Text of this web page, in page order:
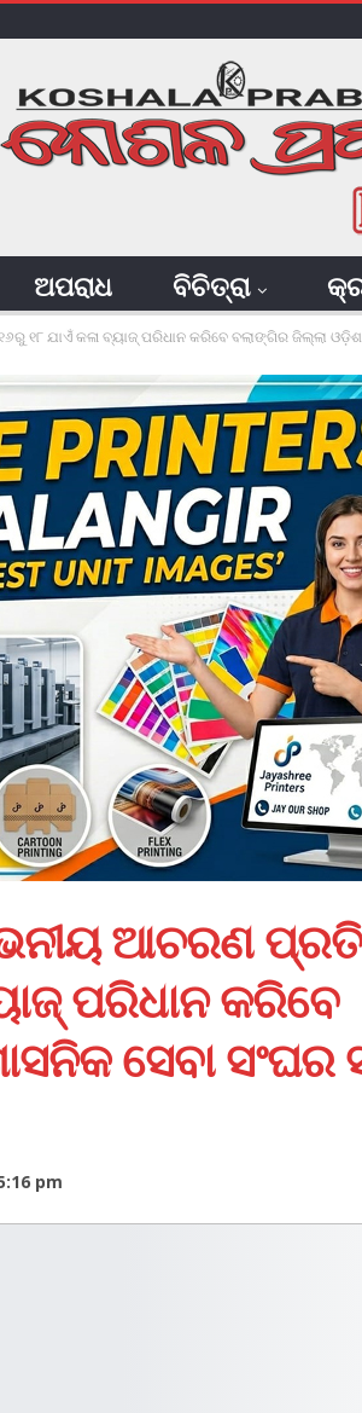
ଅପରାଧ ବିଚିତ୍ରା
୧୮ ଯାଏଁ କଳା ବ୍ୟାଜ୍‌ ପରିଧାନ କରିବେ ବଲାଙ୍ଗିର ଜିଲ୍ଲା
ଆଚରଣ
ପରିଧାନ କରିବେ
ସେବା ସଂଘର
pm